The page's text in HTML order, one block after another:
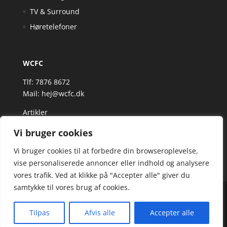
Vi bruger cookies
Vi bruger cookies til at forbedre din browseroplevelse,
vise personaliserede annoncer eller indhold og analysere
vores trafik. Ved at klikke på "Accepter alle" giver du
samtykke til vores brug af cookies.
Tilpas Afvis alle Accepter alle
TV & Surround
Høretelefoner
WCFC
Tlf: 7876 8672
Mail: hej@wcfc.dk
Artikler
spændende varer. Siden er et affiiliatesite, og nogle
links kan være affiliatelinks.